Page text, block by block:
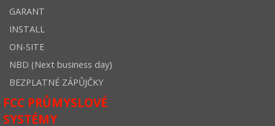
GARANT
INSTALL
ON-SITE
NBD (Next business day)
BEZPLATNÉ ZÁPŮJČKY
FCC PRŮMYSLOVÉ
SYSTÉMY